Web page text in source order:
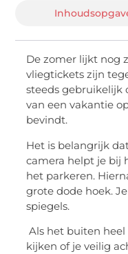
De zomer lijkt nog
vliegtickets zijn
steeds gebruikelijk
van een vakantie
bevindt.
Het is belangrijk
camera helpt je bij
het parkeren.
grote dode hoek.
spiegels.
Als het buiten
kijken of je veilig